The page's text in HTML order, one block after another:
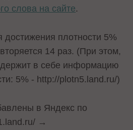
слова на сайте.
плотности 5%
14 раз. (При этом,
в себе информацию
5% - http://plotn5.land.ru/)
в Яндекс по
→